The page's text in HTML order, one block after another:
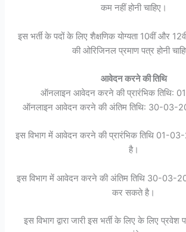
कम नहीं होनी चाहिए।
इस भर्ती के पदों के लिए शैक्षणिक योग्यता 10वीं और
की ओरिजिनल प्रमाण पत्र होनी
आवेदन करने की तिथि
ऑनलाइन आवेदन करने की प्रारंभिक तिथि:
ऑनलाइन आवेदन करने की अंतिम तिथि: 30-03-
इस विभाग में आवेदन करने की प्रारंभिक तिथि 01-
है।
इस विभाग में आवेदन करने की अंतिम तिथि 30-
कर सकते है।
इस विभाग द्वारा जारी इस भर्ती के लिए के लिए प्रवेश